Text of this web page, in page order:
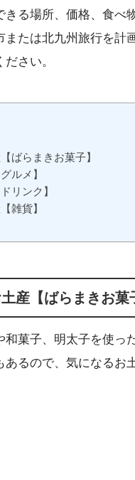
る場所、価格、食べ
たは北九州旅行を計
さい。
ばらまきお菓子】
ルメ】
リンク】
雑貨】
産【ばらまきお菓
菓子、明太子を使っ
るので、気になるお